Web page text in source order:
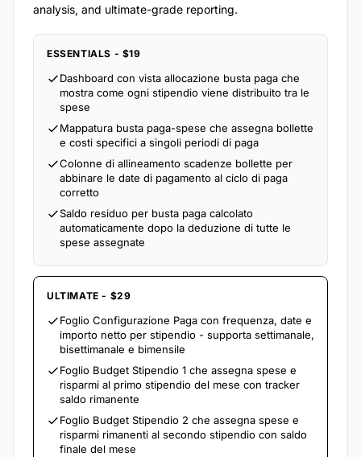
analysis, and ultimate-grade reporting.
ESSENTIALS - $19
Dashboard con vista allocazione busta paga che
mostra come ogni stipendio viene distribuito tra le
spese
Mappatura busta paga-spese che assegna bollette
e costi specifici a singoli periodi di paga
Colonne di allineamento scadenze bollette per
abbinare le date di pagamento al ciclo di paga
corretto
Saldo residuo per busta paga calcolato
automaticamente dopo la deduzione di tutte le
spese assegnate
ULTIMATE - $29
Foglio Configurazione Paga con frequenza, date e
importo netto per stipendio - supporta settimanale,
bisettimanale e bimensile
Foglio Budget Stipendio 1 che assegna spese e
risparmi al primo stipendio del mese con tracker
saldo rimanente
Foglio Budget Stipendio 2 che assegna spese e
risparmi rimanenti al secondo stipendio con saldo
finale del mese